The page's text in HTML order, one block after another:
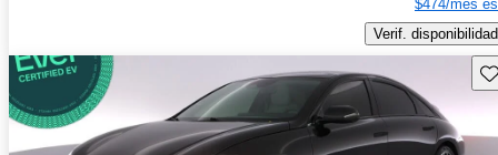
$474/mes
Verif. disponibilidad